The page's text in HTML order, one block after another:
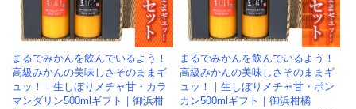
まるでみかんを飲んでいるよう！
高級みかんの美味しさそのままギ
ュッ！｜生しぼりメチャ甘・カラ
マンダリン500mlギフト｜御浜柑
まるでみかんを飲んでいるよう！
高級みかんの美味しさそのままギ
ュッ！｜生しぼりメチャ甘・ポン
カン500mlギフト｜御浜柑橘